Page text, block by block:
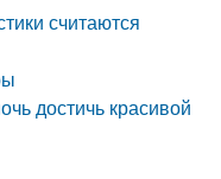
считаются
достичь красивой